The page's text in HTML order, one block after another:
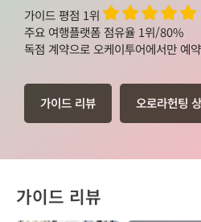
저는 주저 없이 "꼬옥
님을 찾으라"고 자신
진짜 행복하고 귀한
선물해 주셔서 다시
고 가이드님의 그 뜨
의 최고, 엄지척입니
편안히 투어 하였습니
니다 즐거웠어요 !ㅎ
이 즐기고 먹고 보고
때 캐서린님이 말씀
니다 또한 캐서린님
웠습니다 걱정은 아무
아니라 기억에 남는
하는 즐거움 많이 느
가이드 평점 1위
주요 여행플랫폼 점유율 1위/80%
독점 계약으로 오케이투어에서만 예
가이드 리뷰 오로라헌팅
가이드 리뷰